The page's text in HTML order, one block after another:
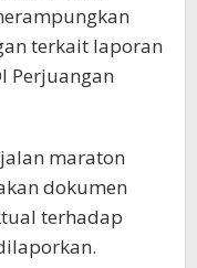
terkait laporan
Perjuangan
maraton
dokumen
terhadap